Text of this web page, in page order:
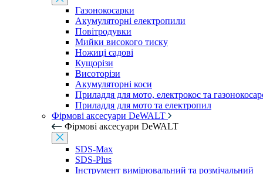
Газонокосарки
Акумуляторні електропили
Повітродувки
Мийки високого тиску
Ножиці садові
Кущорізи
Висоторізи
Акумуляторні коси
Приладдя для мото, електрокос та
Приладдя для мото та електропил
Фірмові аксесуари DeWALT
Фірмові аксесуари DeWALT
SDS-Max
SDS-Plus
Інструмент вимірювальний та розмічальний